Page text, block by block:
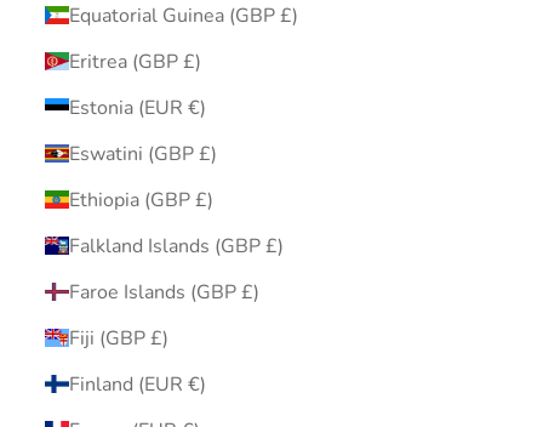
Equatorial Guinea (GBP £)
Eritrea (GBP £)
Estonia (EUR €)
Eswatini (GBP £)
Ethiopia (GBP £)
Falkland Islands (GBP £)
Faroe Islands (GBP £)
Fiji (GBP £)
Finland (EUR €)